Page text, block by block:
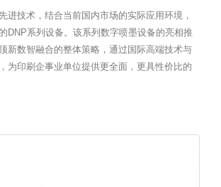
进技术，结合当前国内市场的实际应用环境，
DNP系列设备。该系列数字喷墨设备的亮相推
新数智融合的整体策略，通过国际高端技术与
为印刷企事业单位提供更全面，更具性价比的